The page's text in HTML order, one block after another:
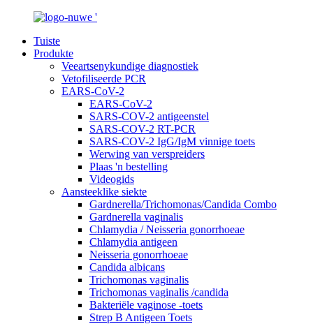
Tuiste
Produkte
Veeartsenykundige diagnostiek
Vetofiliseerde PCR
EARS-CoV-2
EARS-CoV-2
SARS-COV-2 antigeenstel
SARS-COV-2 RT-PCR
SARS-COV-2 IgG/IgM vinnige toets
Werwing van verspreiders
Plaas 'n bestelling
Videogids
Aansteeklike siekte
Gardnerella/Trichomonas/Candida Combo
Gardnerella vaginalis
Chlamydia / Neisseria gonorrhoeae
Chlamydia antigeen
Neisseria gonorrhoeae
Candida albicans
Trichomonas vaginalis
Trichomonas vaginalis /candida
Bakteriële vaginose -toets
Strep B Antigeen Toets